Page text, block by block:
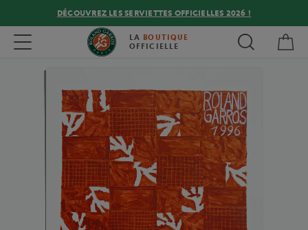
DÉCOUVREZ LES SERVIETTES OFFICIELLES 2026 !
Toggle navigation LA BOUTIQUE
OFFICIELLE